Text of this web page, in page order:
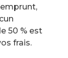
50 % est
frais.